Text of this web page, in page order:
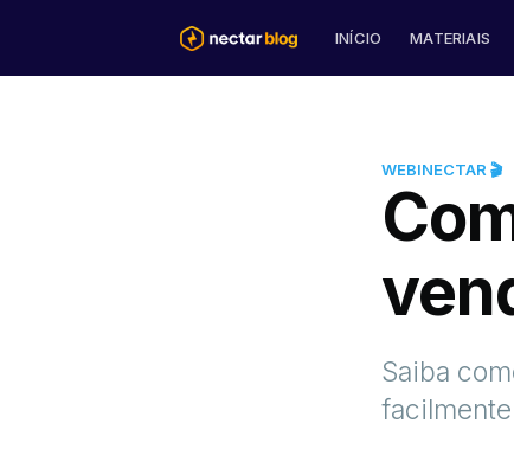
INÍCIO MATERIAIS
WEBINECTAR 🎬
Saiba